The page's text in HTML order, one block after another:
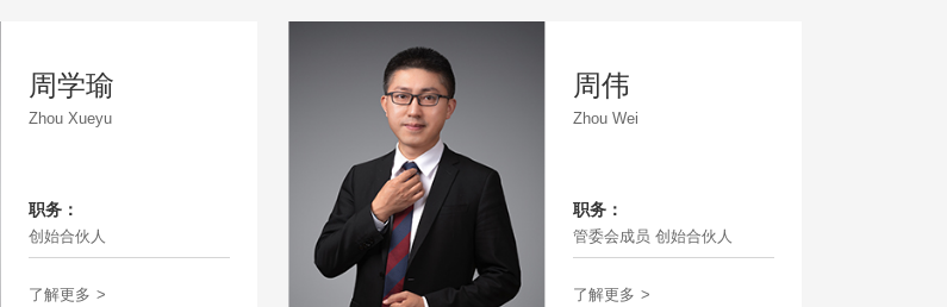
周学瑜
Zhou Xueyu
职务：
创始合伙人
了解更多 >
周伟
Zhou Wei
职务：
管委会成员 创始合伙人
了解更多 >